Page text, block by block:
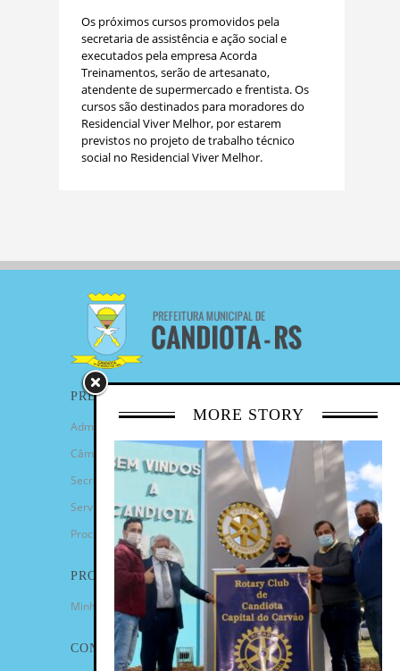
Os próximos cursos promovidos pela
secretaria de assistência e ação social e
executados pela empresa Acorda
Treinamentos, serão de artesanato,
atendente de supermercado e frentista. Os
cursos são destinados para moradores do
Residencial Viver Melhor, por estarem
previstos no projeto de trabalho técnico
social no Residencial Viver Melhor.
MORE STORY
PREFEITURA
Administração Municipal
Câmara de Vereadores
Secretarias
Serviços
Procuradoria Geral
PROGRAMAS
Minha Casa Minha Vida
CONTATO